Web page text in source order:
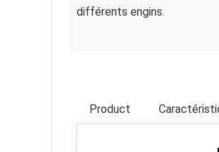
différents engins.
Product